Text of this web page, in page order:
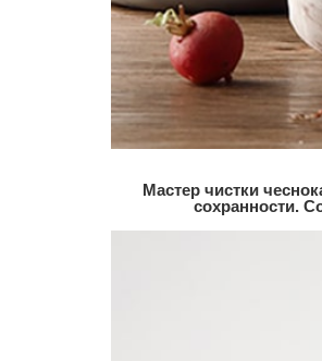
Мастер чистки
сохранности.